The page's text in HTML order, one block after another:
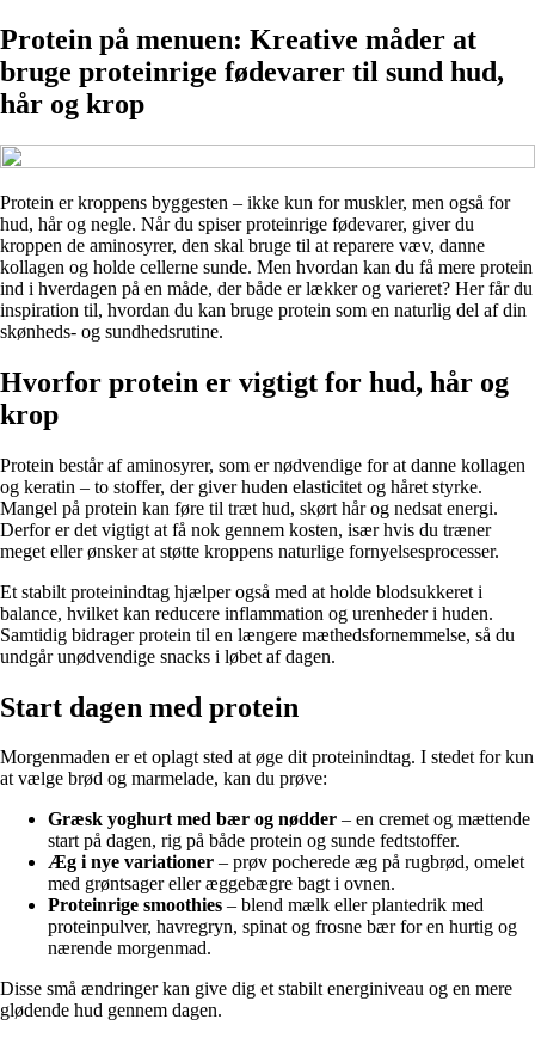
Protein på menuen: Kreative måder at
bruge proteinrige fødevarer til sund hud,
hår og krop
Protein er kroppens byggesten – ikke kun for muskler, men også for
hud, hår og negle. Når du spiser proteinrige fødevarer, giver du
kroppen de aminosyrer, den skal bruge til at reparere væv, danne
kollagen og holde cellerne sunde. Men hvordan kan du få mere protein
ind i hverdagen på en måde, der både er lækker og varieret? Her får du
inspiration til, hvordan du kan bruge protein som en naturlig del af din
skønheds- og sundhedsrutine.
Hvorfor protein er vigtigt for hud, hår og
krop
Protein består af aminosyrer, som er nødvendige for at danne kollagen
og keratin – to stoffer, der giver huden elasticitet og håret styrke.
Mangel på protein kan føre til træt hud, skørt hår og nedsat energi.
Derfor er det vigtigt at få nok gennem kosten, især hvis du træner
meget eller ønsker at støtte kroppens naturlige fornyelsesprocesser.
Et stabilt proteinindtag hjælper også med at holde blodsukkeret i
balance, hvilket kan reducere inflammation og urenheder i huden.
Samtidig bidrager protein til en længere mæthedsfornemmelse, så du
undgår unødvendige snacks i løbet af dagen.
Start dagen med protein
Morgenmaden er et oplagt sted at øge dit proteinindtag. I stedet for kun
at vælge brød og marmelade, kan du prøve:
Græsk yoghurt med bær og nødder – en cremet og mættende
start på dagen, rig på både protein og sunde fedtstoffer.
Æg i nye variationer – prøv pocherede æg på rugbrød, omelet
med grøntsager eller æggebægre bagt i ovnen.
Proteinrige smoothies – blend mælk eller plantedrik med
proteinpulver, havregryn, spinat og frosne bær for en hurtig og
nærende morgenmad.
Disse små ændringer kan give dig et stabilt energiniveau og en mere
glødende hud gennem dagen.